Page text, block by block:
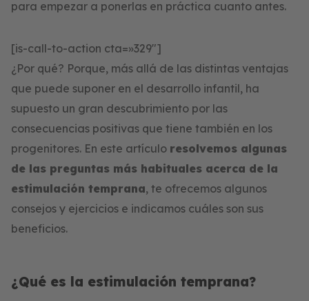
para empezar a ponerlas en práctica cuanto antes.
[is-call-to-action cta=»329″]
¿Por qué? Porque, más allá de las distintas ventajas
que puede suponer en el desarrollo infantil, ha
supuesto un gran descubrimiento por las
consecuencias positivas que tiene también en los
progenitores. En este artículo resolvemos algunas
de las preguntas más habituales acerca de la
estimulación temprana, te ofrecemos algunos
consejos y ejercicios e indicamos cuáles son sus
beneficios.
¿Qué es la estimulación temprana?